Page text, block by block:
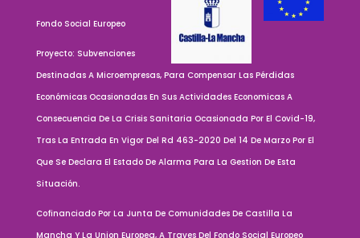
Fondo Social Europeo
Proyecto: Subvenciones
Destinadas A Microempresas, Para Compensar Las Pérdidas
Económicas Ocasionadas En Sus Actividades Economicas A
Consecuencia De La Crisis Sanitaria Ocasionada Por El Covid-19,
Tras La Entrada En Vigor Del Rd 463-2020 Del 14 De Marzo Por El
Que Se Declara El Estado De Alarma Para La Gestion De Esta
Situación.
Cofinanciado Por La Junta De Comunidades De Castilla La
Mancha Y La Union Europea, A Traves Del Fondo Social Europeo